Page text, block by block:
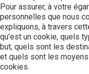
Pour assurer, à votre
personnelles que nous
expliquons, à travers
qu’est un cookie, quels
but, quels sont les
et quels sont les
cookies.